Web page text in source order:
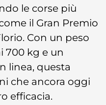
le corse più
il Gran Premio
Con un peso
700 kg e un
linea, questa
che ancora oggi
efficacia.